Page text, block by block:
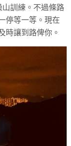
訓練。不過條路
停等一等。現在
時讓到路俾你。